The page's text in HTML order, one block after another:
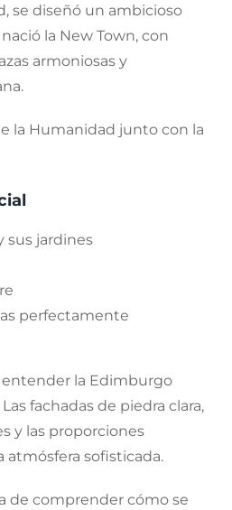
se diseñó un ambicioso
la New Town, con
armoniosas y
la Humanidad junto con la
sus jardines
perfectamente
entender la Edimburgo
fachadas de piedra clara,
y las proporciones
atmósfera sofisticada.
de comprender cómo se